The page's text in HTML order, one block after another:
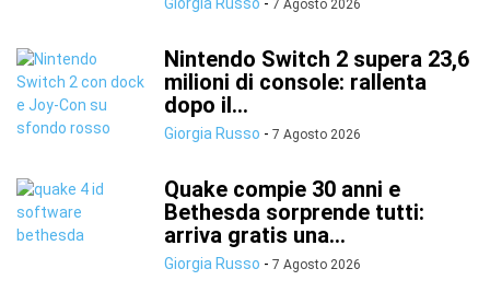
7 Agosto 2026
Nintendo Switch 2 supera 23,6
milioni di console: rallenta
dopo il...
Giorgia Russo - 7 Agosto 2026
Quake compie 30 anni e
Bethesda sorprende tutti:
arriva gratis una...
Giorgia Russo - 7 Agosto 2026